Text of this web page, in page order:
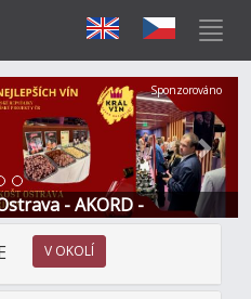
- AKORD -
Další
Sponzorováno
V OKOLÍ